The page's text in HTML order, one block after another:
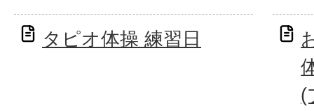
タピオ体操 練習日
(